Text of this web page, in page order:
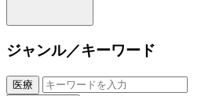
ジャンル／キーワード
医療